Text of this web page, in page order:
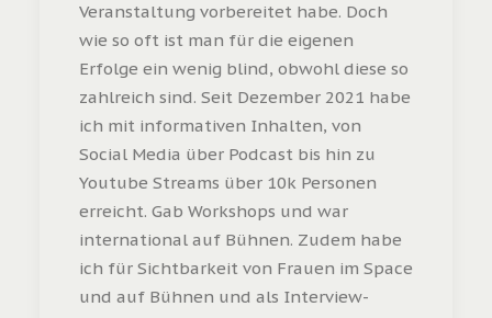
Veranstaltung vorbereitet habe. Doch
wie so oft ist man für die eigenen
Erfolge ein wenig blind, obwohl diese so
zahlreich sind. Seit Dezember 2021 habe
ich mit informativen Inhalten, von
Social Media über Podcast bis hin zu
Youtube Streams über 10k Personen
erreicht. Gab Workshops und war
international auf Bühnen. Zudem habe
ich für Sichtbarkeit von Frauen im Space
und auf Bühnen und als Interview-